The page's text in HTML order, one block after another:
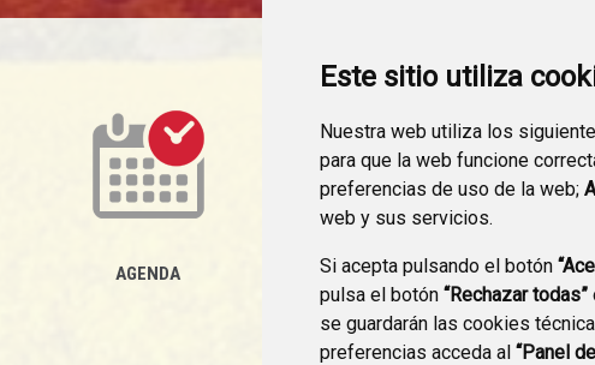
Este sitio utiliza
Nuestra web utiliza los
para que la web funcione
preferencias de uso de la web;
web y sus servicios.
Si acepta pulsando el botón
pulsa el botón “Rechazar todas”
se guardarán las cookies
preferencias acceda al “Panel
AGENDA ACTUALIDAD